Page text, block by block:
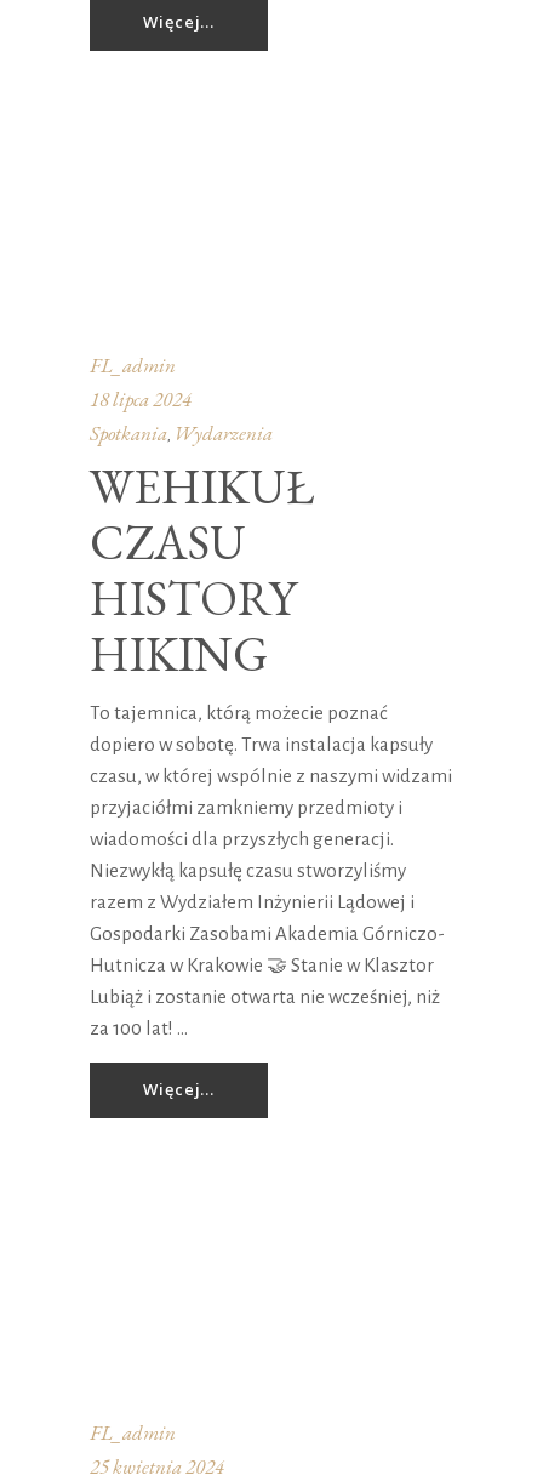
Więcej...
FL_admin
18 lipca 2024
Spotkania, Wydarzenia
WEHIKUŁ
CZASU
HISTORY
HIKING
To tajemnica, którą możecie poznać
dopiero w sobotę. Trwa instalacja kapsuły
czasu, w której wspólnie z naszymi widzami
przyjaciółmi zamkniemy przedmioty i
wiadomości dla przyszłych generacji.
Niezwykłą kapsułę czasu stworzyliśmy
razem z Wydziałem Inżynierii Lądowej i
Gospodarki Zasobami Akademia Górniczo-
Hutnicza w Krakowie 🤝 Stanie w Klasztor
Lubiąż i zostanie otwarta nie wcześniej, niż
za 100 lat!
Więcej...
FL_admin
25 kwietnia 2024